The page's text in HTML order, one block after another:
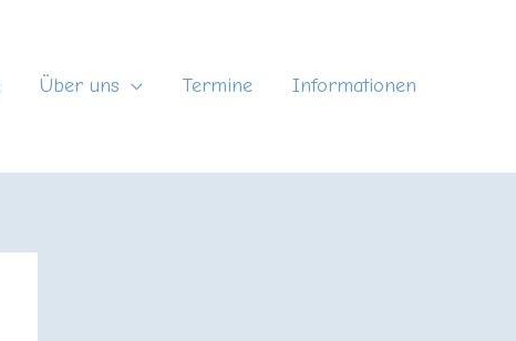
Über uns Termine Informationen